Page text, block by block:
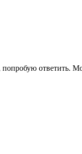
попробую ответить.